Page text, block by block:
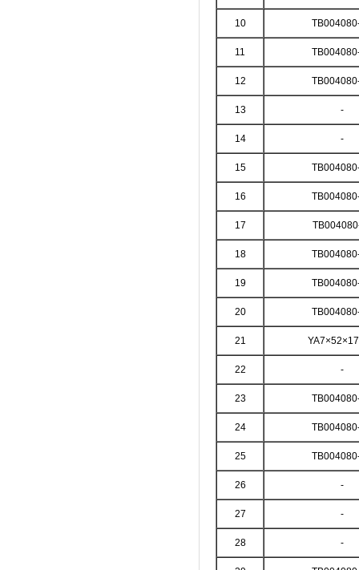
10
11
12
13 -
14 -
15
16
17
18
19
20
21
22 -
23
24
25
26 -
27 -
28 -